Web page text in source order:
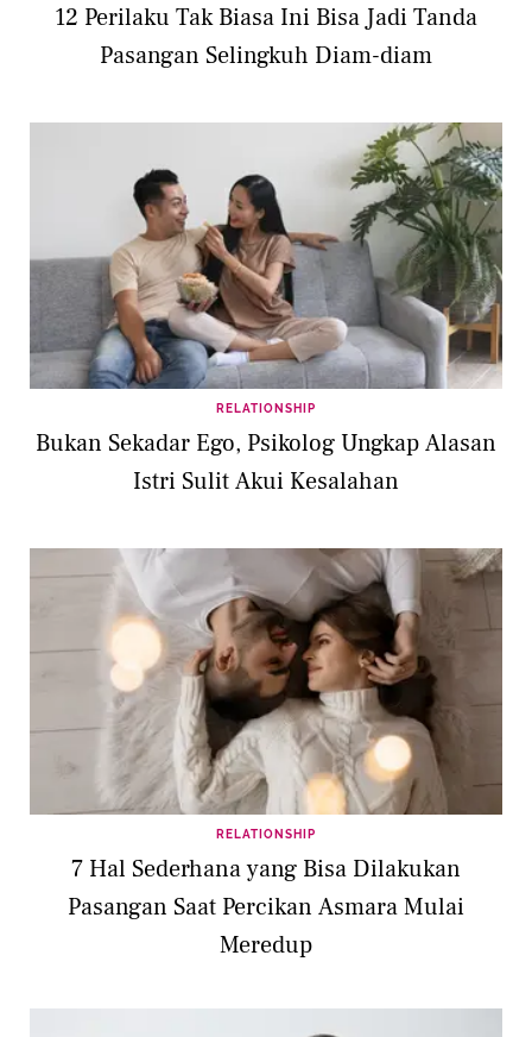
12 Perilaku Tak Biasa Ini Bisa Jadi Tanda
Pasangan Selingkuh Diam-diam
RELATIONSHIP
Bukan Sekadar Ego, Psikolog Ungkap Alasan
Istri Sulit Akui Kesalahan
RELATIONSHIP
7 Hal Sederhana yang Bisa Dilakukan
Pasangan Saat Percikan Asmara Mulai
Meredup